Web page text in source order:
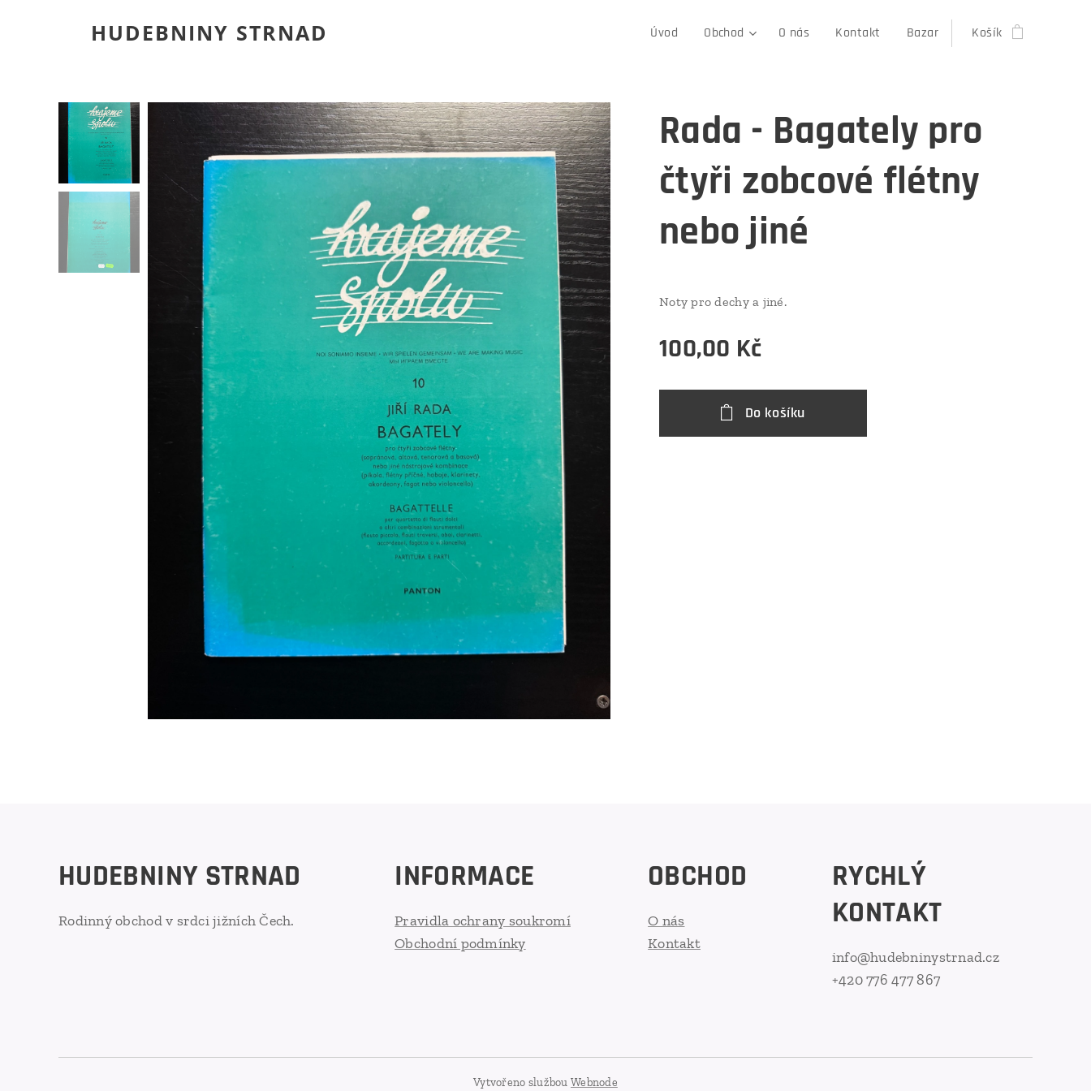
HUDEBNINY STRNAD Úvod Obchod O nás Kontakt Bazar Košík
Rada - Bagately pro
čtyři zobcové flétny
nebo jiné
Noty pro dechy a jiné.
100,00 Kč
Do košíku
HUDEBNINY STRNAD
Rodinný obchod v srdci jižních Čech.
INFORMACE
Pravidla ochrany soukromí
Obchodní podmínky
OBCHOD
O nás
Kontakt
RYCHLÝ
KONTAKT
info@hudebninystrnad.cz
+420 776 477 867
Vytvořeno službou Webnode